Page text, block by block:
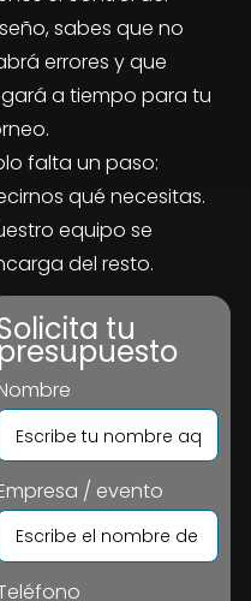
sabes que no
errores y que
a tiempo para tu
falta un paso:
qué necesitas.
equipo se
del resto.
tu
presupuesto
/ evento